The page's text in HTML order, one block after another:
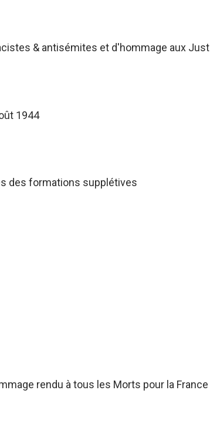
& antisémites et d'hommage aux
1944
des formations supplétives
rendu à tous les Morts pour la France